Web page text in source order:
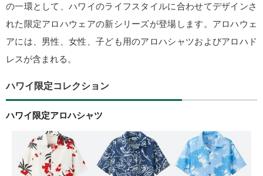
の一環として、ハワイのライフスタイルに合わせてデザインさ
れた限定アロハウェアの新シリーズが登場します。アロハウェ
アには、男性、女性、子ども用のアロハシャツおよびアロハド
レスが含まれる。
ハワイ限定コレクション
ハワイ限定アロハシャツ